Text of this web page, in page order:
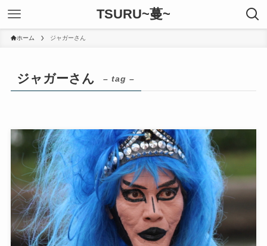
TSURU~蔓~
ホーム ジャガーさん
ジャガーさん – tag –